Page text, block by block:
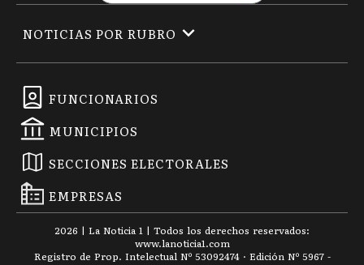
FUNCIONARIOS
MUNICIPIOS
SECCIONES ELECTORALES
EMPRESAS
NOTICIAS POR RUBRO
2026 | La Noticia 1 | Todos los derechos reservados:
www.lanoticia1.com
Registro de Prop. Intelectual Nº 53092474 · Edición Nº 5967 -